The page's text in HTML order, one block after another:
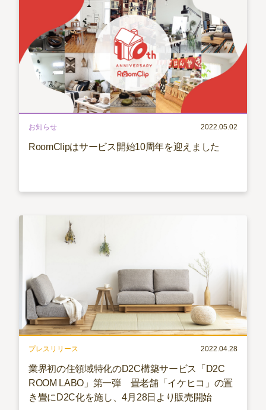
お知らせ 2022.05.02
RoomClipはサービス開始10周年を迎えました
プレスリリース 2022.04.28
業界初の住領域特化のD2C構築サービス「D2C
ROOM LABO」第一弾 畳老舗「イケヒコ」の置
き畳にD2C化を施し、4月28日より販売開始